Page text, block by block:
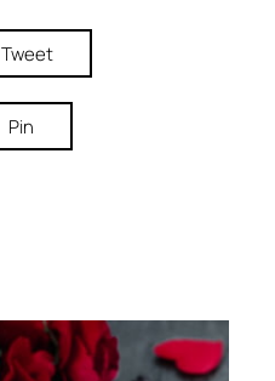
Tweet
Pin